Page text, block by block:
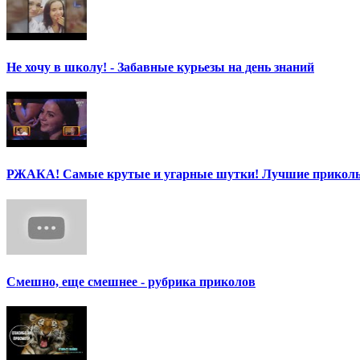
Не хочу в школу! - Забавные курьезы на день знаний
РЖАКА! Самые крутые и угарные шутки! Лучшие
Смешно, еще смешнее - рубрика приколов